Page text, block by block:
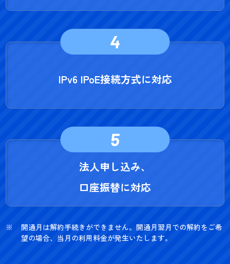
4
IPv6 IPoE接続方式に対応
5
法人申し込み、
口座振替に対応
開通月は解約手続きができません。開通月翌月での解約をご希
望の場合、当月の利用料金が発生いたします。